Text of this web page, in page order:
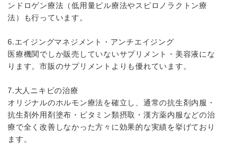
ンドロゲン療法（低用量ピル療法やスピロノラクトン療
法）も行っています。
6.エイジングマネジメント・アンチエイジング
医療機関でしか販売していないサプリメント・美容液にな
ります。市販のサプリメントよりも優れています。
7.大人ニキビの治療
オリジナルのホルモン療法を確立し、通常の抗生剤内服・
抗生剤外用剤塗布・ビタミン類摂取・漢方薬内服などの治
療で全く改善しなかった方々に効果的な実績を挙げており
ます。